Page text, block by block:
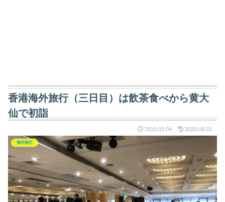
香港海外旅行（三日目）は飲茶食べから黄大
仙で初詣
2018.03.04 2020.08.01
海外旅行